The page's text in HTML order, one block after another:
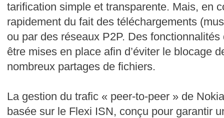
tarification simple et transparente. Mais, en
rapidement du fait des téléchargements
ou par des réseaux P2P. Des
être mises en place afin d’éviter le blocage
nombreux partages de fichiers.
La gestion du trafic « peer-to-peer » de
basée sur le Flexi ISN, conçu pour garantir